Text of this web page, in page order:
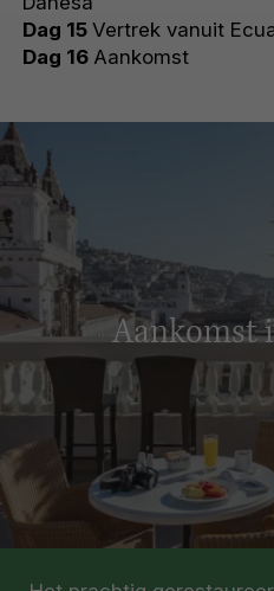
Dag 15 Vertrek vanuit
Dag 16 Aankomst
Aankomst